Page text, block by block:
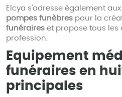
Elcya s'adresse également
pompes funèbres pour la
funéraires et propose tous les
profession.
Equipement
funéraires en
principales